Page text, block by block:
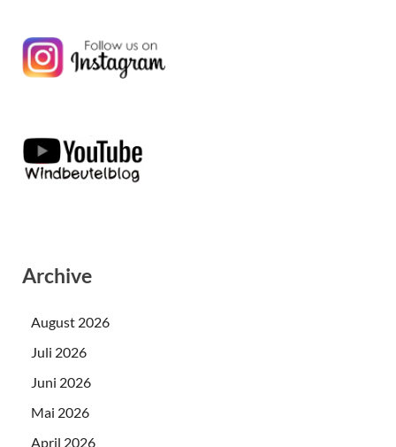
Archive
August 2026
Juli 2026
Juni 2026
Mai 2026
April 2026